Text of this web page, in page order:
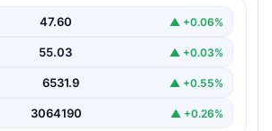
Batrakov, adı Galatasaray ile…
47.60 ▲ +0.06%
55.03 ▲ +0.03%
6531.9 ▲ +0.55%
3064190 ▲ +0.26%